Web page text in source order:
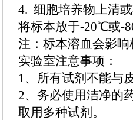
4. 细胞培养物上清
将标本放于-20℃或-
注：标本溶血会影
实验室注意事项：
1、所有试剂不能与
2、务必使用洁净的
取用多种试剂。